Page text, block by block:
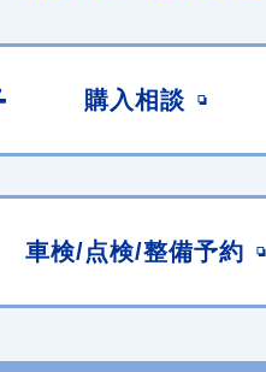
購入相談
車検/点検/整備予約